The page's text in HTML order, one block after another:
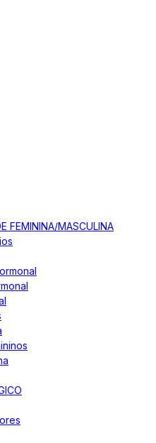
FEMININA/MASCULINA